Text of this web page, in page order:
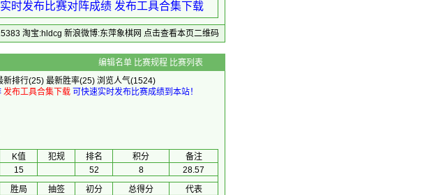
时发布比赛对阵成绩 发布工具合集下载
淘宝:hldcg 新浪微博:东萍象棋网 点击查看本页二维码
国象棋甲级联赛 编辑名单 比赛规程 比赛列表
新排行(25) 最新胜率(25) 浏览人气(1524)
发布工具合集下载 可快速实时发布比赛成绩到本站！
K值 犯规 排名 积分
备注
15 52 8
28.57
胜局 抽签 初分 总得分
代表